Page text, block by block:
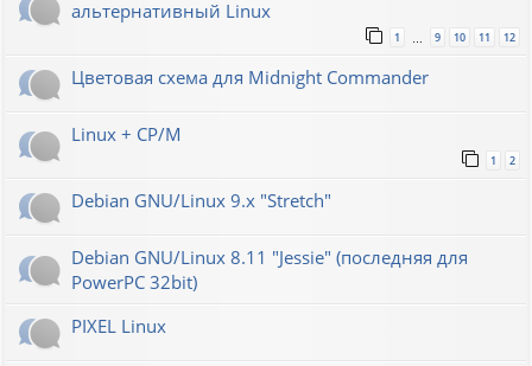
альтернативный Linux
1 9 10 11 12
Цветовая схема для Midnight Commander
Linux + CP/M
1 2
Debian GNU/Linux 9.x "Stretch"
Debian GNU/Linux 8.11 "Jessie" (последняя для
PowerPC 32bit)
PIXEL Linux